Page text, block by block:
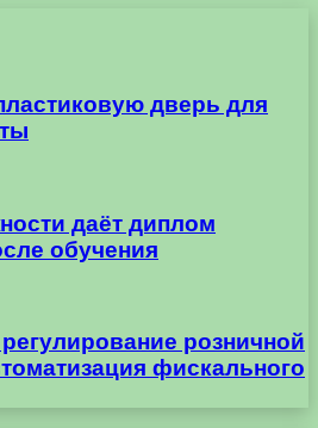
дверь для
даёт диплом
обучения
розничной
фискального